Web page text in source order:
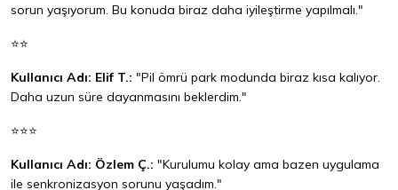
sorun yaşıyorum. Bu konuda biraz daha iyileştirme yapılmalı."
⭐⭐
Kullanıcı Adı: Elif T.: "Pil ömrü park modunda biraz kısa kalıyor.
Daha uzun süre dayanmasını beklerdim."
⭐⭐⭐
Kullanıcı Adı: Özlem Ç.: "Kurulumu kolay ama bazen uygulama
ile senkronizasyon sorunu yaşadım."